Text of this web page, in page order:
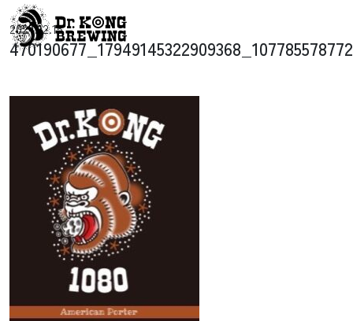
コンテンツへスキップ
メインナビゲーション
2024.12.15